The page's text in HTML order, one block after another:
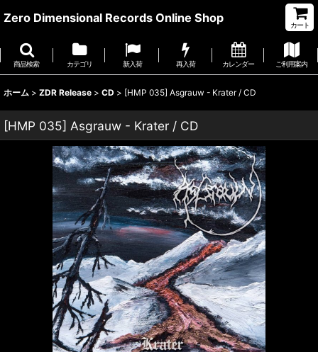
Zero Dimensional Records Online Shop
カート
商品検索 カテゴリ 新入荷 再入荷 カレンダー ご利用案内
ホーム > ZDR Release > CD > [HMP 035] Asgrauw - Krater / CD
[HMP 035] Asgrauw - Krater / CD